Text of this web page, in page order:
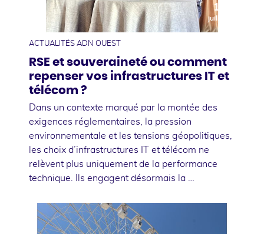
10
juillet
ACTUALITÉS ADN OUEST
RSE et souveraineté ou comment
repenser vos infrastructures IT et
télécom ?
Dans un contexte marqué par la montée des
exigences réglementaires, la pression
environnementale et les tensions géopolitiques,
les choix d’infrastructures IT et télécom ne
relèvent plus uniquement de la performance
technique. Ils engagent désormais la …